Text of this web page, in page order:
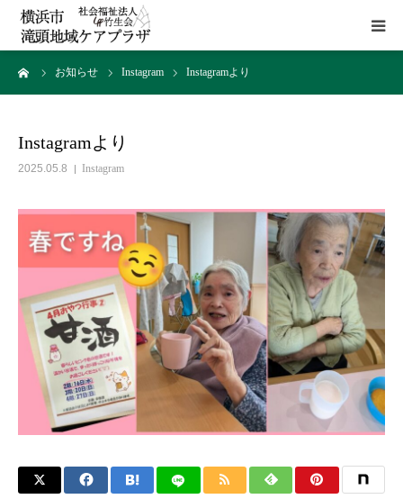
お知らせ Instagram Instagramより
Instagramより
2025.05.8 Instagram
HOME
施設概要
貸室
アクセス
お問い合わせ